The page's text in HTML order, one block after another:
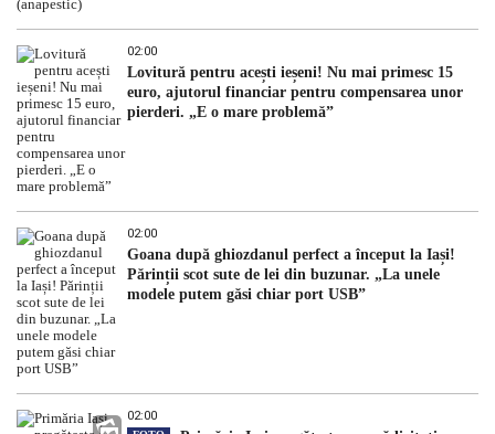
02:00
Lovitură pentru acești ieșeni! Nu mai primesc 15
euro, ajutorul financiar pentru compensarea unor
pierderi. „E o mare problemă”
02:00
Goana după ghiozdanul perfect a început la Iași!
Părinții scot sute de lei din buzunar. „La unele
modele putem găsi chiar port USB”
02:00